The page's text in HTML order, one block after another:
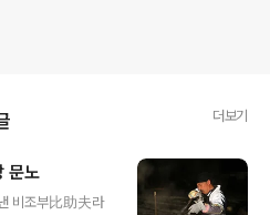
sense or
더보기
문노
비조부比助夫라